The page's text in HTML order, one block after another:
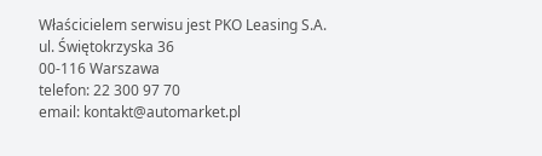
Właścicielem serwisu jest PKO Leasing S.A.
ul. Świętokrzyska 36
00-116 Warszawa
telefon: 22 300 97 70
email: kontakt@automarket.pl